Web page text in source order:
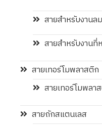
สายสำหรับงานลม
สายสำหรับงานที่
สายเทอร์โมพลาสติก
สายเทอร์โมพลา
สายถักสแตนเลส